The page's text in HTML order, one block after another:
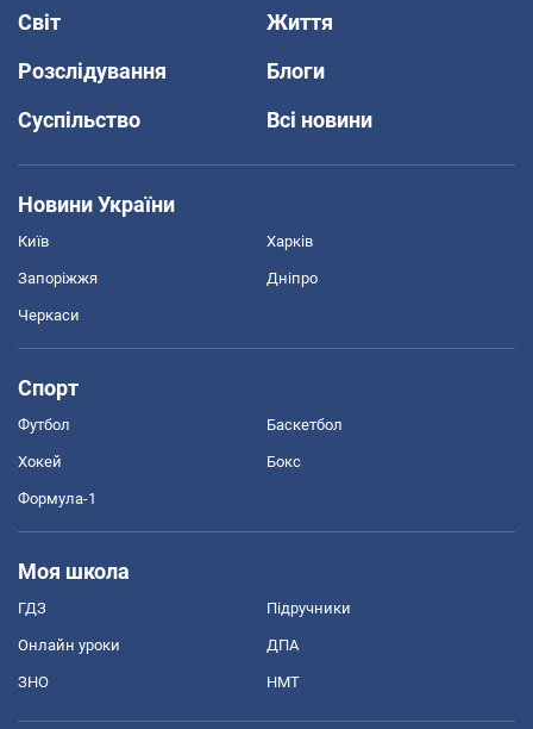
Світ
Життя
Розслідування
Блоги
Суспільство
Всі новини
Новини України
Київ Харків
Запоріжжя Дніпро
Черкаси
Спорт
Футбол Баскетбол
Хокей Бокс
Формула-1
Моя школа
ГДЗ Підручники
Онлайн уроки ДПА
ЗНО НМТ